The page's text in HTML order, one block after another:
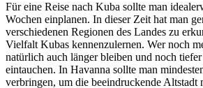
Für eine Reise nach Kuba sollte man
Wochen einplanen. In dieser Zeit hat man
verschiedenen Regionen des Landes zu
Vielfalt Kubas kennenzulernen. Wer noch
natürlich auch länger bleiben und noch
eintauchen. In Havanna sollte man
verbringen, um die beeindruckende Altstadt